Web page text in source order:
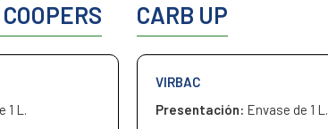
1 L.
CARB UP
VIRBAC
Presentación: Envase de 1 L.